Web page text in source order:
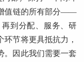
值链的所有部分——
到分配、服务、研
节将更具抵抗力，
。因此我们需要一套